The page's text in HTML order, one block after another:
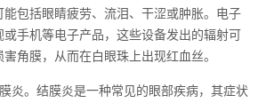
包括眼睛疲劳、流泪、干涩或肿胀。电子
手机等电子产品，这些设备发出的辐射可
角膜，从而在白眼珠上出现红血丝。
炎。结膜炎是一种常见的眼部疾病，其症状